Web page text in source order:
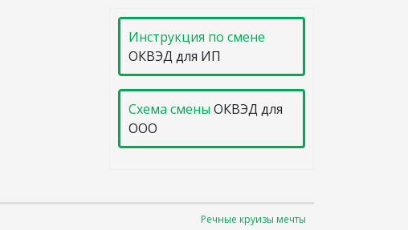
Инструкция по смене
ОКВЭД для ИП
Схема смены ОКВЭД для
ООО
Речные круизы мечты